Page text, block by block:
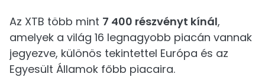
Az XTB több mint 7 400 részvényt kínál,
amelyek a világ 16 legnagyobb piacán vannak
jegyezve, különös tekintettel Európa és az
Egyesült Államok főbb piacaira.